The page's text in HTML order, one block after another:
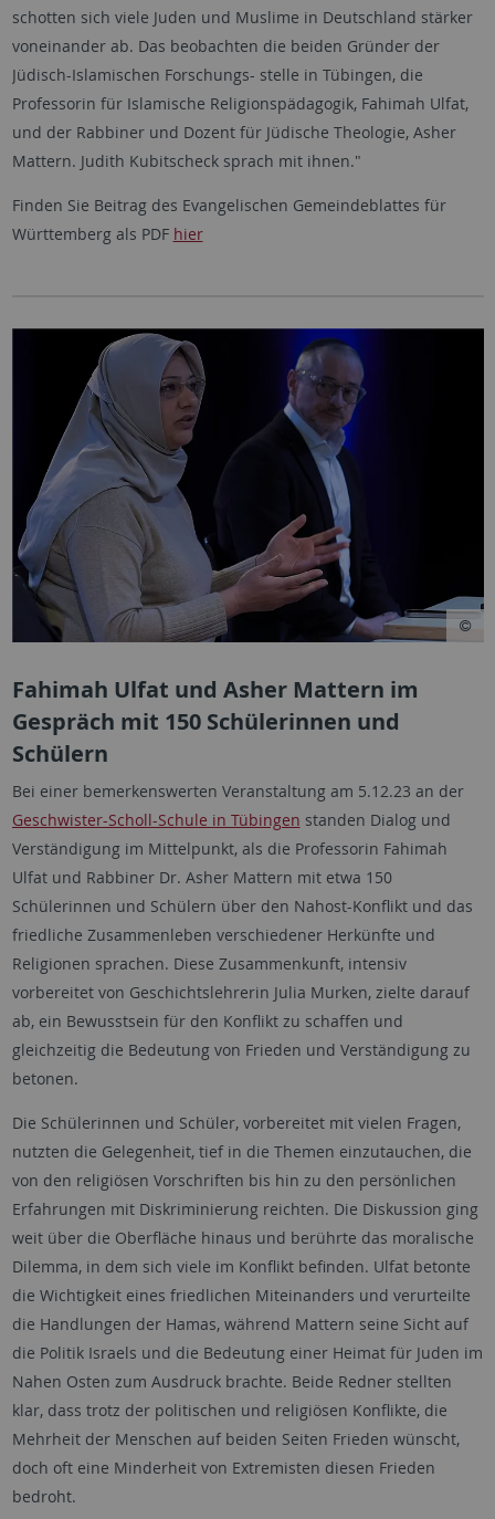
schotten sich viele Juden und Muslime in Deutschland stärker
voneinander ab. Das beobachten die beiden Gründer der
Jüdisch-Islamischen Forschungs- stelle in Tübingen, die
Professorin für Islamische Religionspädagogik, Fahimah Ulfat,
und der Rabbiner und Dozent für Jüdische Theologie, Asher
Mattern. Judith Kubitscheck sprach mit ihnen."
Finden Sie Beitrag des Evangelischen Gemeindeblattes für
Württemberg als PDF hier
Fahimah Ulfat und Asher Mattern im
Gespräch mit 150 Schülerinnen und
Schülern
Bei einer bemerkenswerten Veranstaltung am 5.12.23 an der
Geschwister-Scholl-Schule in Tübingen standen Dialog und
Verständigung im Mittelpunkt, als die Professorin Fahimah
Ulfat und Rabbiner Dr. Asher Mattern mit etwa 150
Schülerinnen und Schülern über den Nahost-Konflikt und das
friedliche Zusammenleben verschiedener Herkünfte und
Religionen sprachen. Diese Zusammenkunft, intensiv
vorbereitet von Geschichtslehrerin Julia Murken, zielte darauf
ab, ein Bewusstsein für den Konflikt zu schaffen und
gleichzeitig die Bedeutung von Frieden und Verständigung zu
betonen.
Die Schülerinnen und Schüler, vorbereitet mit vielen Fragen,
nutzten die Gelegenheit, tief in die Themen einzutauchen, die
von den religiösen Vorschriften bis hin zu den persönlichen
Erfahrungen mit Diskriminierung reichten. Die Diskussion ging
weit über die Oberfläche hinaus und berührte das moralische
Dilemma, in dem sich viele im Konflikt befinden. Ulfat betonte
die Wichtigkeit eines friedlichen Miteinanders und verurteilte
die Handlungen der Hamas, während Mattern seine Sicht auf
die Politik Israels und die Bedeutung einer Heimat für Juden im
Nahen Osten zum Ausdruck brachte. Beide Redner stellten
klar, dass trotz der politischen und religiösen Konflikte, die
Mehrheit der Menschen auf beiden Seiten Frieden wünscht,
doch oft eine Minderheit von Extremisten diesen Frieden
bedroht.